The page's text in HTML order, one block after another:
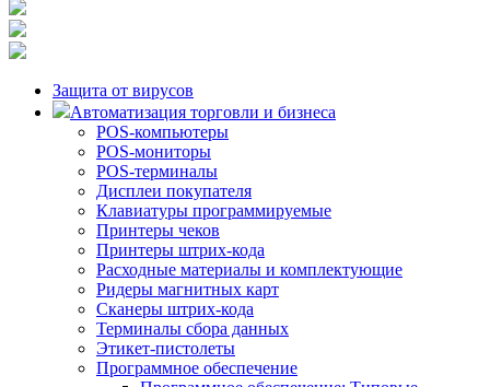
Защита от вирусов
Автоматизация торговли и бизнеса
POS-компьютеры
POS-мониторы
POS-терминалы
Дисплеи покупателя
Клавиатуры программируемые
Принтеры чеков
Принтеры штрих-кода
Расходные материалы и комплектующие
Ридеры магнитных карт
Сканеры штрих-кода
Терминалы сбора данных
Этикет-пистолеты
Программное обеспечение